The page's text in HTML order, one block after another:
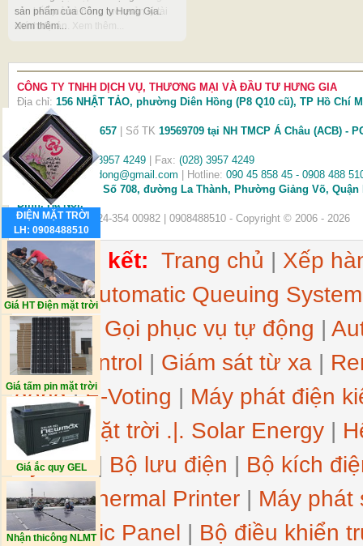
ĐIỆN MẶT TRỜI
LH: 0908488510
Giá HT Điện mặt trời
Giá tấm pin mặt trời
Giá ắc quy GEL
Nhận thicông NLMT
sản phẩm của Công ty Hưng Gia.
Xem thêm...
cao kết quả và năng lực quản lý tài
chính dự án. Xem thêm...
CÔNG TY TNHH DỊCH VỤ, THƯƠNG MẠI VÀ ĐẦU TƯ HƯNG GIA
Địa chỉ: 156 NHẬT TẢO, phường Diên Hồng (P8 Q10 cũ), TP Hồ Chí
(Xembản đồ
MS thuế0304398657 | Số TK 19569709 tại NH TMCP Á Châu (ACB) -
Lợi TPHCM
Điện thoại:
(028) 3957 4249 | Fax: (028) 3957 4249
Email:hethongtudong@gmail.com | Hotline: 090 45 858 45 - 0908 488
VPGD tại Hà Nội: Số 708, đường La Thành, Phường Giảng Võ, Quận
Đình, Hà Nội.
Điện thoại/Fax: 024-354 00982 | 0908488510 - Copyright © 2006 - 2026
Thẻ liên kết: Trang chủ | Xếp
động|Automatic Queuing System
Survey| Gọi phục vụ tự động |
Auto Control | Giám sát từ xa |
động|E-Voting | Máy phát điện
lượng mặt trời .|. Solar Energy |
System| Bộ lưu điện | Bộ kích
nhiệt|Thermal Printer | Máy phát
Electronic Panel | Bộ điều khiển